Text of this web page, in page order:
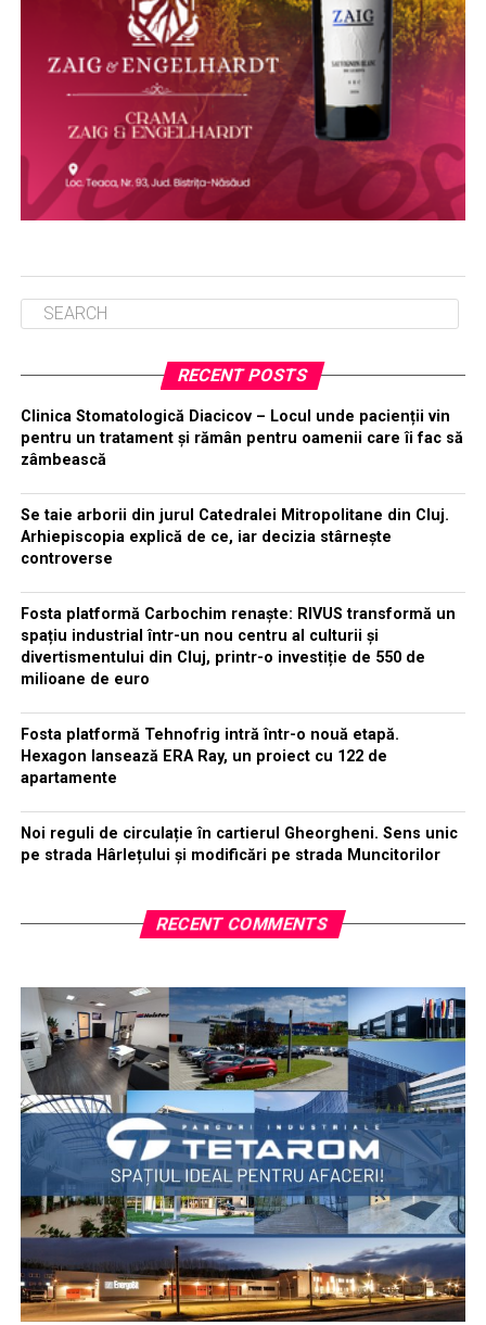
RECENT POSTS
Clinica Stomatologică Diacicov – Locul unde pacienții vin
pentru un tratament și rămân pentru oamenii care îi fac să
zâmbească
Se taie arborii din jurul Catedralei Mitropolitane din Cluj.
Arhiepiscopia explică de ce, iar decizia stârnește
controverse
Fosta platformă Carbochim renaște: RIVUS transformă un
spațiu industrial într-un nou centru al culturii și
divertismentului din Cluj, printr-o investiție de 550 de
milioane de euro
Fosta platformă Tehnofrig intră într-o nouă etapă.
Hexagon lansează ERA Ray, un proiect cu 122 de
apartamente
Noi reguli de circulație în cartierul Gheorgheni. Sens unic
pe strada Hârlețului și modificări pe strada Muncitorilor
RECENT COMMENTS